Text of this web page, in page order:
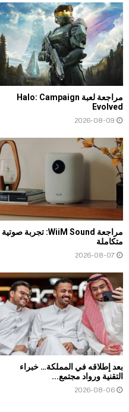
مراجعة لعبة Halo: Campaign
Evolved
2026-08-09
مراجعة WiiM Sound: تجربة صوتية
متكاملة
2026-08-07
بعد إطلاقه في المملكة… خبراء
التقنية ورواد مجتمع...
2026-08-06